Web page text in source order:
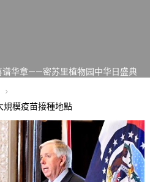
谱华章——密苏里植物园中华日盛典
舟体验日 邀请各界亲身体验划行乐
致力推动全球植物多样性研究与中美
享年89岁
中华日，等你来赴约 —— 密苏里植物
規模疫苗接種地點